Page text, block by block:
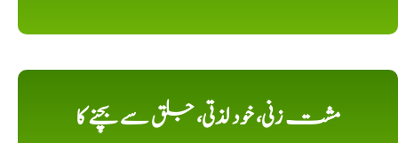
مشت زنی، خود لذتی، جلق سے بچنے کا